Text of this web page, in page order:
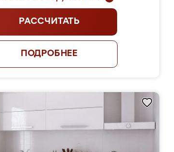
РАССЧИТАТЬ
ПОДРОБНЕЕ